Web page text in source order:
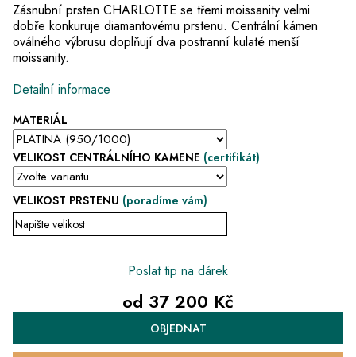
MATERIÁL
VELIKOST CENTRÁLNÍHO KAMENE (certifikát)
VELIKOST PRSTENU (poradíme vám)
Zásnubní prsten CHARLOTTE se třemi moissanity velmi
dobře konkuruje diamantovému prstenu. Centrální kámen
oválného výbrusu doplňují dva postranní kulaté menší
moissanity.
Detailní informace
Poslat tip na dárek
od 37 200 Kč
Měrná
cena:
OBJEDNAT